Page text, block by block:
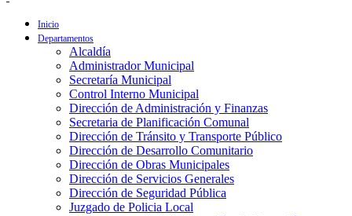
Inicio
Departamentos
Alcaldía
Administrador Municipal
Secretaría Municipal
Control Interno Municipal
Dirección de Administración y Finanzas
Secretaria de Planificación Comunal
Dirección de Tránsito y Transporte Público
Dirección de Desarrollo Comunitario
Dirección de Obras Municipales
Dirección de Servicios Generales
Dirección de Seguridad Pública
Juzgado de Policia Local